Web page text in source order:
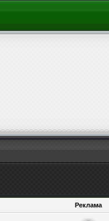
Реклама